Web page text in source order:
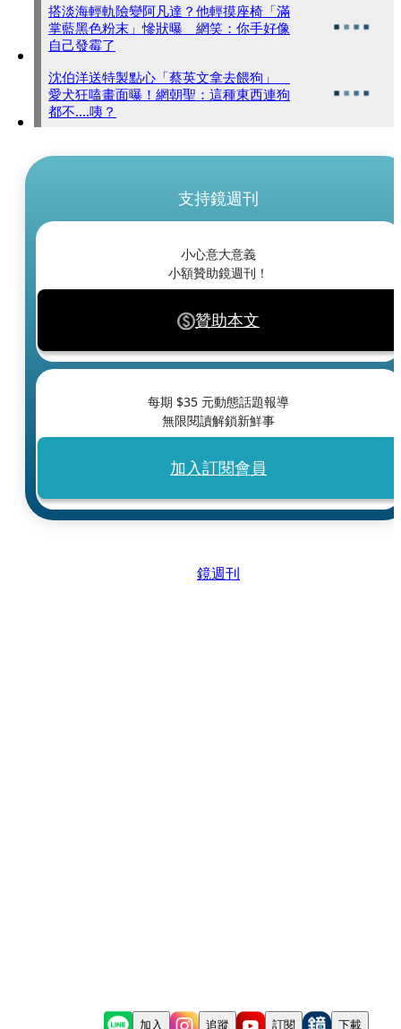
搭淡海輕軌險變阿凡達？他輕摸座椅「滿
掌藍黑色粉末」慘狀曝 網笑：你手好像
自己發霉了
沈伯洋送特製點心「蔡英文拿去餵狗」
愛犬狂嗑畫面曝！網朝聖：這種東西連狗
都不....咦？
支持鏡週刊
小心意大意義
小額贊助鏡週刊！
贊助本文
每期 $35 元動態話題報導
無限閱讀解鎖新鮮事
加入訂閱會員
鏡週刊
加入 追蹤 訂閱 下載